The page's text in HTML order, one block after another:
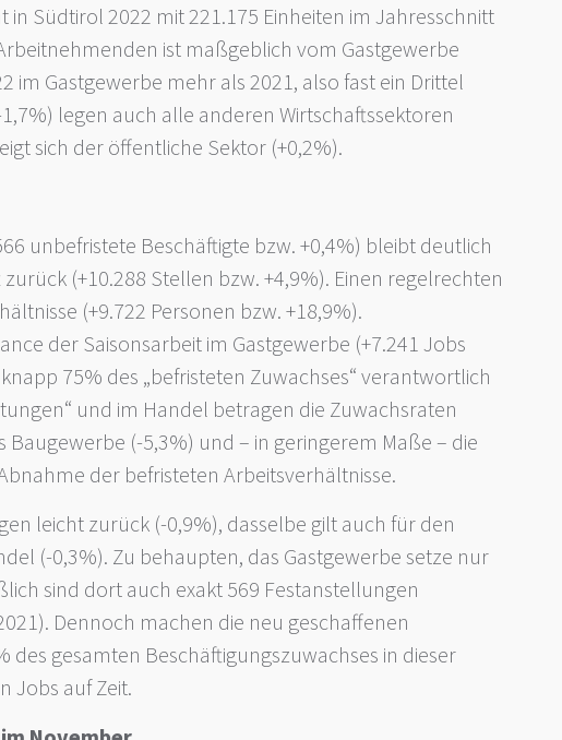
Südtirol 2022 mit 221.175 Einheiten im Jahresschnitt
ist maßgeblich vom Gastgewerbe
im Gastgewerbe mehr als 2021, also fast ein Drittel
legen auch alle anderen Wirtschaftssektoren
sich der öffentliche Sektor (+0,2%).
unbefristete Beschäftigte bzw. +0,4%) bleibt deutlich
(+10.288 Stellen bzw. +4,9%). Einen regelrechten
(+9.722 Personen bzw. +18,9%).
der Saisonsarbeit im Gastgewerbe (+7.241 Jobs
75% des „befristeten Zuwachses“ verantwortlich
und im Handel betragen die Zuwachsraten
Baugewerbe (-5,3%) und – in geringerem Maße – die
der befristeten Arbeitsverhältnisse.
leicht zurück (-0,9%), dasselbe gilt auch für den
(-0,3%). Zu behaupten, das Gastgewerbe setze nur
sind dort auch exakt 569 Festanstellungen
Dennoch machen die neu geschaffenen
gesamten Beschäftigungszuwachses in dieser
Jobs auf Zeit.